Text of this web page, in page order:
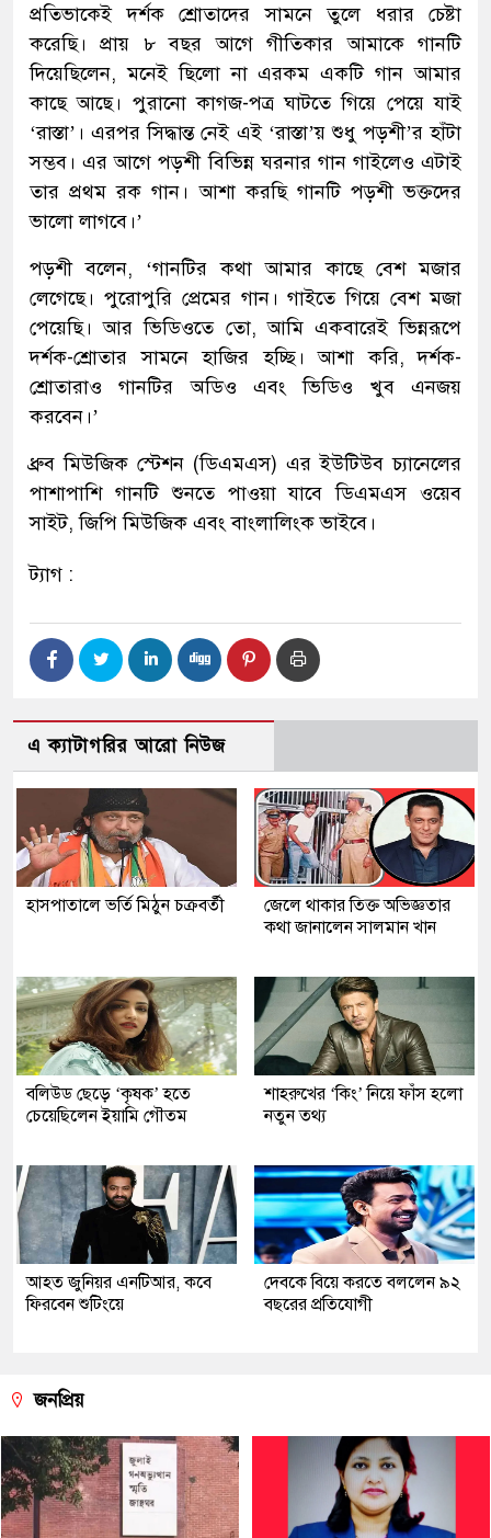
প্রতিভাকেই দর্শক শ্রোতাদের সামনে তুলে ধরার চেষ্টা
করেছি। প্রায় ৮ বছর আগে গীতিকার আমাকে গানটি
দিয়েছিলেন, মনেই ছিলো না এরকম একটি গান আমার
কাছে আছে। পুরানো কাগজ-পত্র ঘাটতে গিয়ে পেয়ে যাই
‘রাস্তা’। এরপর সিদ্ধান্ত নেই এই ‘রাস্তা’য় শুধু পড়শী’র হাঁটা
সম্ভব। এর আগে পড়শী বিভিন্ন ঘরনার গান গাইলেও এটাই
তার প্রথম রক গান। আশা করছি গানটি পড়শী ভক্তদের
ভালো লাগবে।’
পড়শী বলেন, ‘গানটির কথা আমার কাছে বেশ মজার
লেগেছে। পুরোপুরি প্রেমের গান। গাইতে গিয়ে বেশ মজা
পেয়েছি। আর ভিডিওতে তো, আমি একবারেই ভিন্নরূপে
দর্শক-শ্রোতার সামনে হাজির হচ্ছি। আশা করি, দর্শক-
শ্রোতারাও গানটির অডিও এবং ভিডিও খুব এনজয়
করবেন।’
ধ্রুব মিউজিক স্টেশন (ডিএমএস) এর ইউটিউব চ্যানেলের
পাশাপাশি গানটি শুনতে পাওয়া যাবে ডিএমএস ওয়েব
সাইট, জিপি মিউজিক এবং বাংলালিংক ভাইবে।
ট্যাগ :
এ ক্যাটাগরির আরো নিউজ
হাসপাতালে ভর্তি মিঠুন চক্রবর্তী
জেলে থাকার তিক্ত অভিজ্ঞতার
কথা জানালেন সালমান খান
বলিউড ছেড়ে ‘কৃষক’ হতে
চেয়েছিলেন ইয়ামি গৌতম
শাহরুখের ‘কিং’ নিয়ে ফাঁস হলো
নতুন তথ্য
আহত জুনিয়র এনটিআর, কবে
ফিরবেন শুটিংয়ে
দেবকে বিয়ে করতে বললেন ৯২
বছরের প্রতিযোগী
জনপ্রিয়